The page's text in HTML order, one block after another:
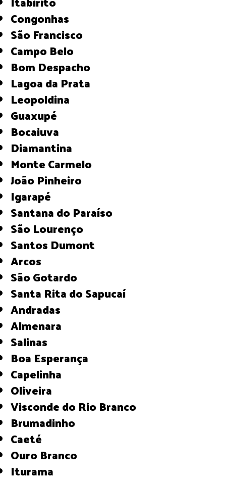
Congonhas
São Francisco
Campo Belo
Bom Despacho
Lagoa da Prata
Leopoldina
Guaxupé
Bocaiuva
Diamantina
Monte Carmelo
João Pinheiro
Igarapé
Santana do Paraíso
São Lourenço
Santos Dumont
Arcos
São Gotardo
Santa Rita do Sapucaí
Andradas
Almenara
Salinas
Boa Esperança
Capelinha
Oliveira
Visconde do Rio Branco
Brumadinho
Caeté
Ouro Branco
Iturama